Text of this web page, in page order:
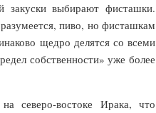
закуски выбирают фисташки.
пиво, но фисташкам
щедро делятся со всеми
собственности» уже более
северо-востоке Ирака, что